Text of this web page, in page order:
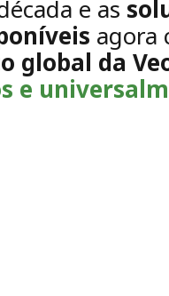
e as
agora
global da
e